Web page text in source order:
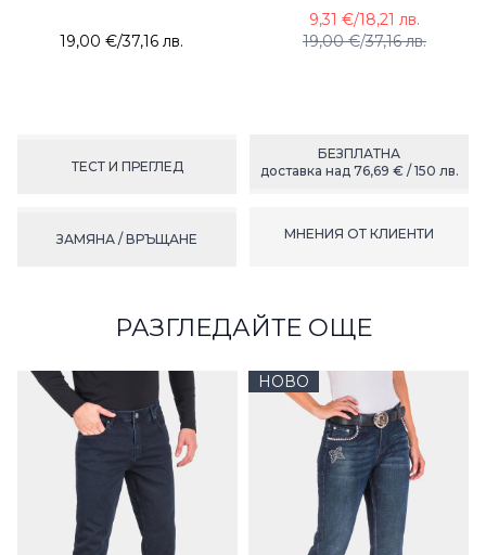
19,00 €/37,16 лв. 19,00 €/37,16 лв.
9,31 €/18,21 лв.
ТЕСТ И ПРЕГЛЕД
БЕЗПЛАТНА
доставка над 76,69 € / 150 лв.
ЗАМЯНА / ВРЪЩАНЕ МНЕНИЯ ОТ КЛИЕНТИ
РАЗГЛЕДАЙТЕ ОЩЕ
НОВО